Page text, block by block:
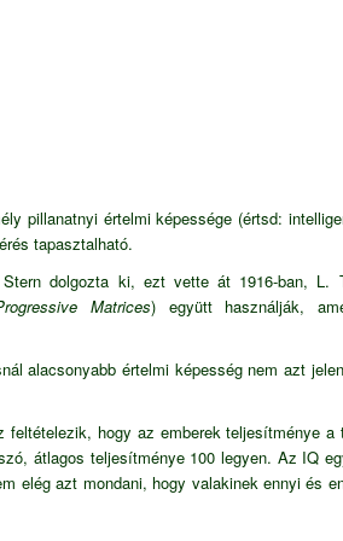
pillanatnyi értelmi képessége (értsd:
tapasztalható.
Stern dolgozta ki, ezt vette át 1916-ban, L.
Matrices) együtt használják,
alacsonyabb értelmi képesség nem azt
hogy az emberek teljesítménye a
átlagos teljesítménye 100 legyen. Az IQ
elég azt mondani, hogy valakinek ennyi és